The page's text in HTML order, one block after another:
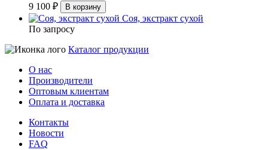
9 100 ₽
В корзину
Соя, экстракт сухой
По запросу
Каталог продукции
О нас
Производители
Оптовым клиентам
Оплата и доставка
Контакты
Новости
FAQ